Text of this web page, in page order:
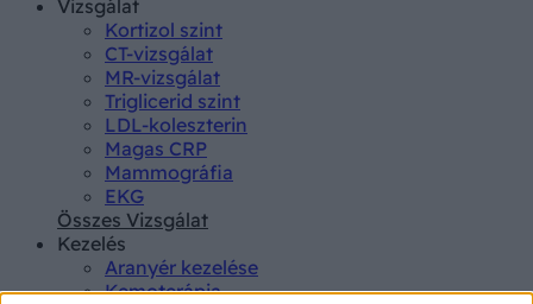
Vizsgálat
Kortizol szint
CT-vizsgálat
MR-vizsgálat
Triglicerid szint
LDL-koleszterin
Magas CRP
Mammográfia
EKG
Összes Vizsgálat
Kezelés
Aranyér kezelése
Kemoterápia